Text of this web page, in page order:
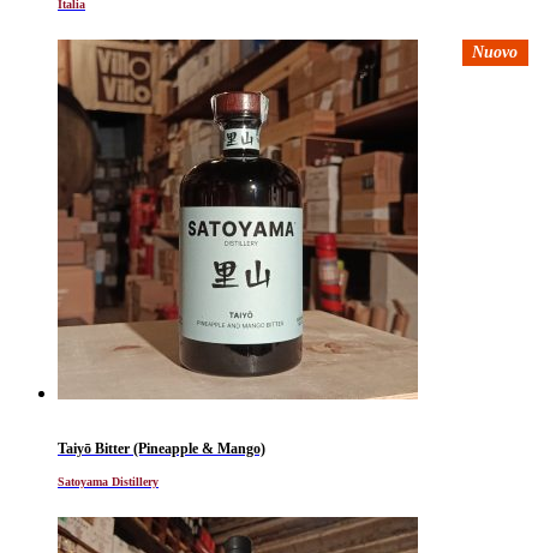
Italia
Nuovo
Taiyō Bitter (Pineapple & Mango)
Satoyama Distillery